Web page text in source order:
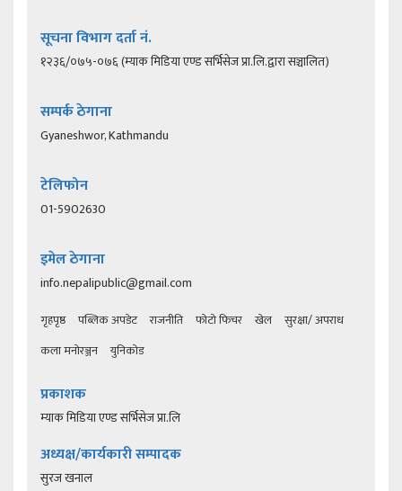
सूचना विभाग दर्ता नं.
१२३६/०७५-०७६ (म्याक मिडिया एण्ड सर्भिसेज प्रा.लि.द्वारा सञ्चालित)
सम्पर्क ठेगाना
Gyaneshwor, Kathmandu
टेलिफोन
01-5902630
इमेल ठेगाना
info.nepalipublic@gmail.com
गृहपृष्ठ पब्लिक अपडेट राजनीति फोटो फिचर खेल
सुरक्षा/ अपराध
कला मनोरञ्जन
युनिकोड
प्रकाशक
म्याक मिडिया एण्ड सर्भिसेज प्रा.लि
अध्यक्ष/कार्यकारी सम्पादक
सुरज खनाल